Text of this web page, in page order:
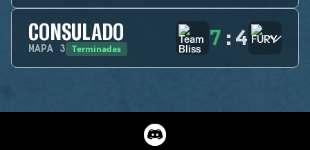
CONSULADO
MAPA 3 Terminadas 7 : 4